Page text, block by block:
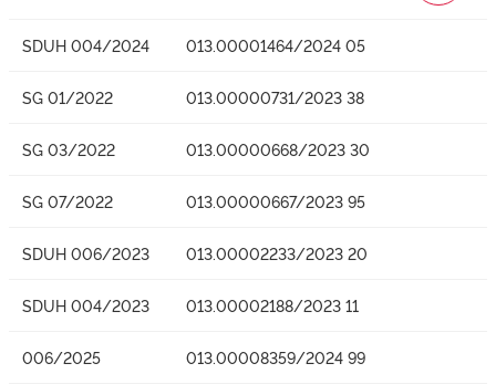
SDUH 004/2024 013.00001464/2024 05
SG 01/2022 013.00000731/2023 38
SG 03/2022 013.00000668/2023 30
SG 07/2022 013.00000667/2023 95
SDUH 006/2023 013.00002233/2023 20
SDUH 004/2023 013.00002188/2023 11
006/2025 013.00008359/2024 99